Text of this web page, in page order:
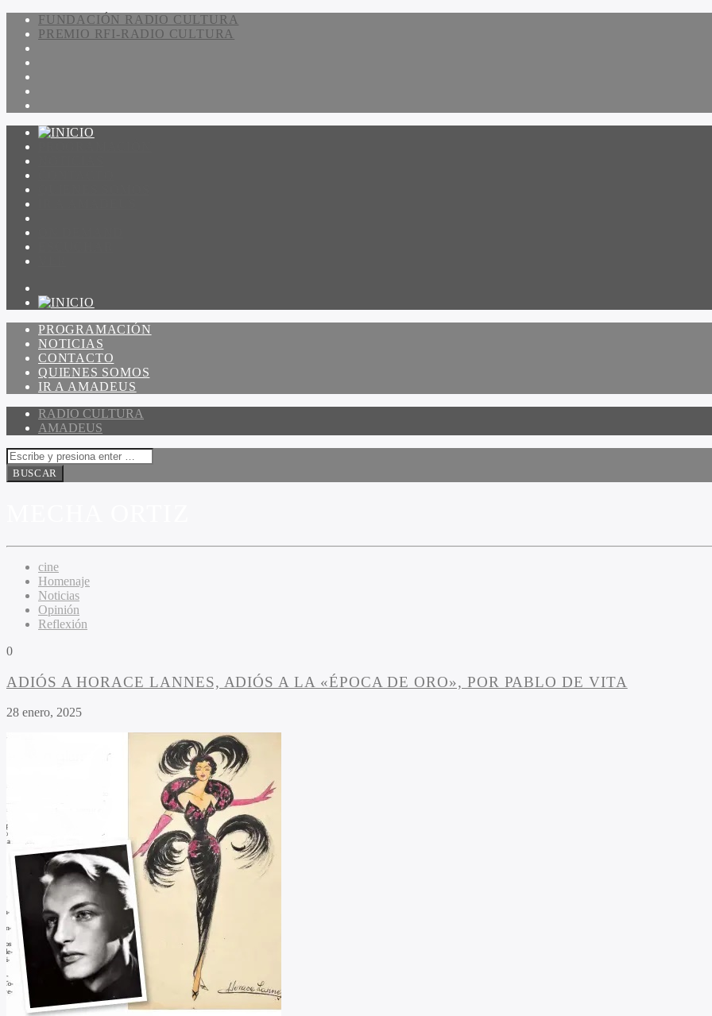
FUNDACIÓN RADIO CULTURA
PREMIO RFI-RADIO CULTURA
PROGRAMACIÓN
NOTICIAS
CONTACTO
QUIENES SOMOS
IR A AMADEUS
RADIO CULTURA
AMADEUS
cine
Homenaje
Noticias
Opinión
Reflexión
0
ADIÓS A HORACE LANNES, ADIÓS A LA «ÉPOCA DE ORO», POR PABLO DE VITA
28 enero, 2025